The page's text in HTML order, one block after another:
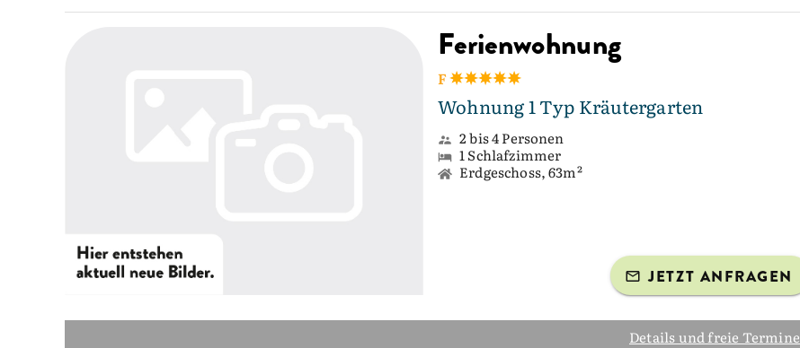
Ferienwohnung
F
Wohnung 1 Typ Kräutergarten
2 bis 4 Personen
1 Schlafzimmer
Erdgeschoss, 63m²
JETZT ANFRAGEN
Details und freie Termine